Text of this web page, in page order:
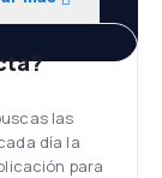
las
día la
para